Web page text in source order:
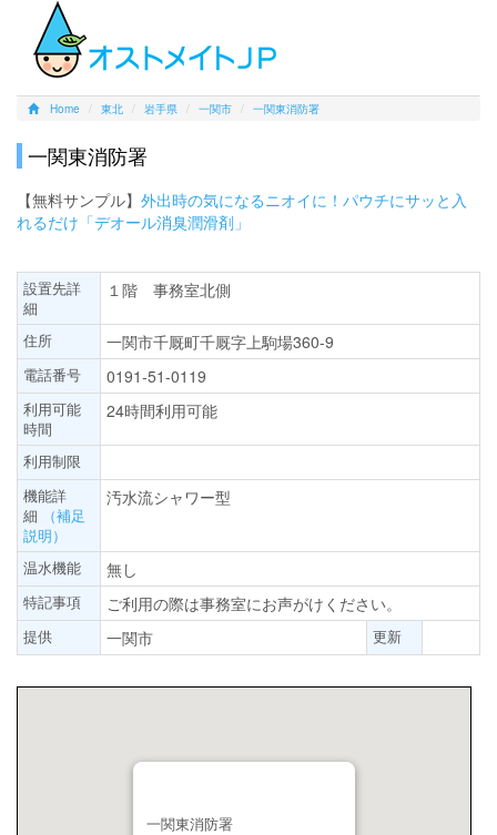
Home 東北 岩手県 一関市 一関東消防署
一関東消防署
【無料サンプル】 外出時の気になるニオイに！パウチにサッと入
れるだけ「デオール消臭潤滑剤」
設置先詳
細
１階 事務室北側
住所 一関市千厩町千厩字上駒場360-9
電話番号 0191-51-0119
利用可能
時間
24時間利用可能
利用制限
機能詳
細
（補足
説明）
汚水流シャワー型
温水機能 無し
特記事項 ご利用の際は事務室にお声がけください。
提供 一関市 更新
一関東消防署